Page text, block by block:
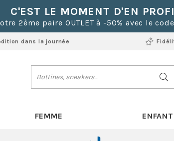
C'EST LE MOMENT D'EN
2ème paire OUTLET à -50% avec le
dans la journée
FEMME ENFANT